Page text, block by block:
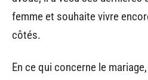
femme et souhaite vivre
côtés.
En ce qui concerne le